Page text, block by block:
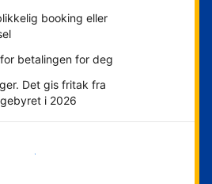
booking eller
betalingen for deg
Det gis fritak fra
i 2026
i gang nå